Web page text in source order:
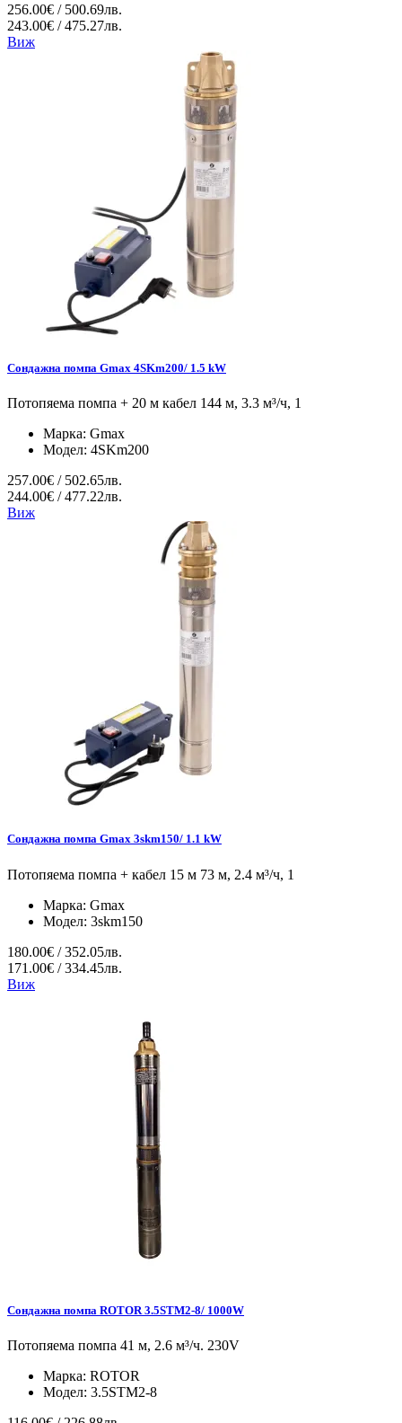
256.00€ / 500.69лв.
243.00€ / 475.27лв.
Виж
Сондажна помпа Gmax 4SKm200/ 1.5 kW
Потопяема помпа + 20 м кабел 144 м, 3.3 м³/ч, 1
Марка: Gmax
Модел: 4SKm200
257.00€ / 502.65лв.
244.00€ / 477.22лв.
Виж
Сондажна помпа Gmax 3skm150/ 1.1 kW
Потопяема помпа + кабел 15 м 73 м, 2.4 м³/ч, 1
Марка: Gmax
Модел: 3skm150
180.00€ / 352.05лв.
171.00€ / 334.45лв.
Виж
Сондажна помпа ROTOR 3.5STM2-8/ 1000W
Потопяема помпа 41 м, 2.6 м³/ч. 230V
Марка: ROTOR
Модел: 3.5STM2-8